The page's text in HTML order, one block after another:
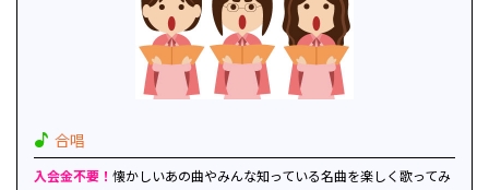
合唱
入会金不要！ 懐かしいあの曲やみんな知っている名曲を楽しく歌ってみ